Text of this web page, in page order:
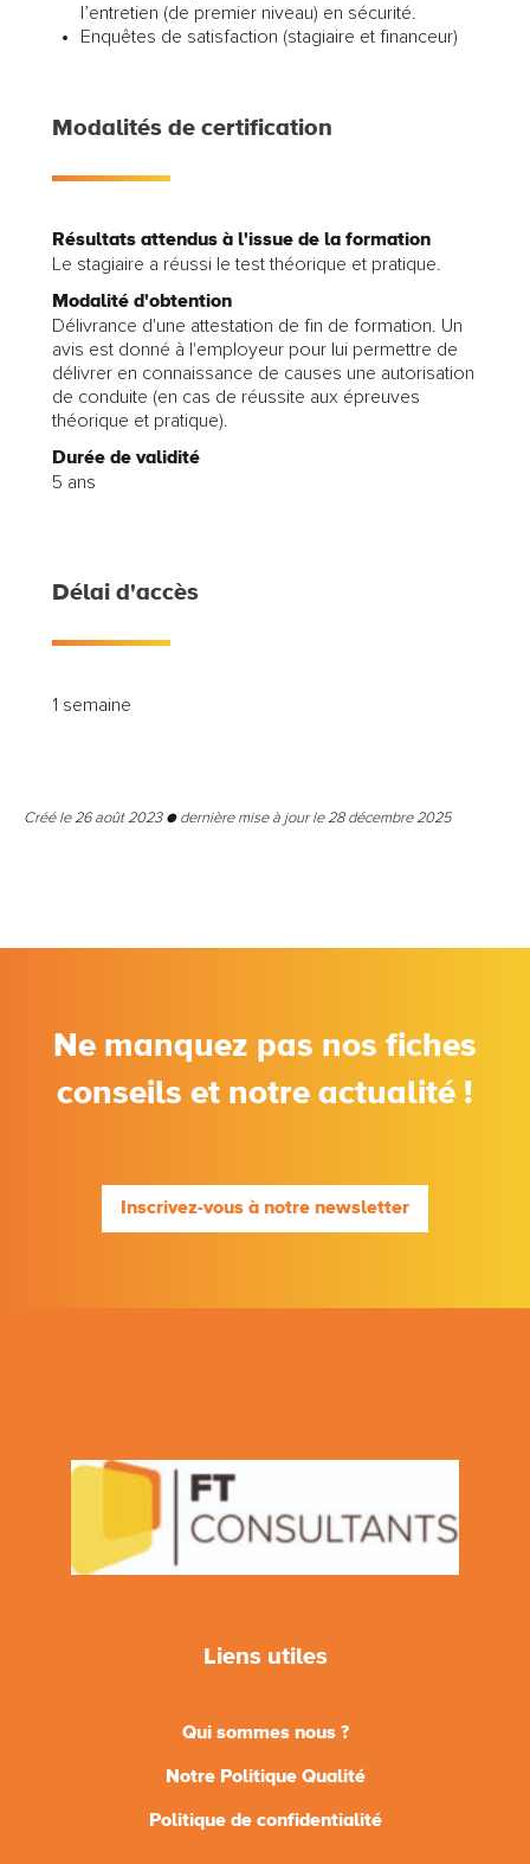
l’entretien (de premier niveau) en sécurité.
Enquêtes de satisfaction (stagiaire et financeur)
Modalités de certification
Résultats attendus à l'issue de la formation
Le stagiaire a réussi le test théorique et pratique.
Modalité d'obtention
Délivrance d'une attestation de fin de formation. Un
avis est donné à l'employeur pour lui permettre de
délivrer en connaissance de causes une autorisation
de conduite (en cas de réussite aux épreuves
théorique et pratique).
Durée de validité
5 ans
Délai d'accès
1 semaine
Créé le 26 août 2023 ● dernière mise à jour le 28 décembre 2025
Ne manquez pas nos fiches
conseils et notre actualité !
Inscrivez-vous à notre newsletter
Liens utiles
Qui sommes nous ?
Notre Politique Qualité
Politique de confidentialité